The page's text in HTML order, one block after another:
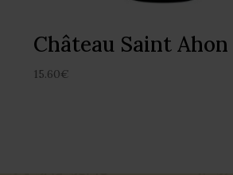
Château Saint Ahon
15.60€